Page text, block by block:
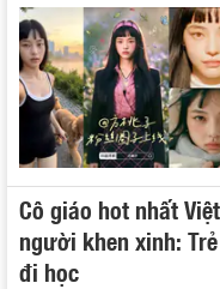
Cô giáo hot nhất
người khen xinh:
đi học